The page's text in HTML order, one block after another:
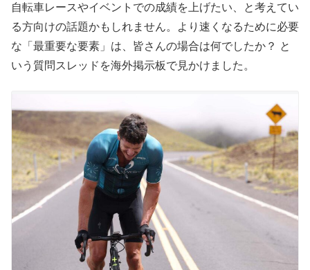
自転車レースやイベントでの成績を上げたい、と考えてい
る方向けの話題かもしれません。より速くなるために必要
な「最重要な要素」は、皆さんの場合は何でしたか？ と
いう質問スレッドを海外掲示板で見かけました。